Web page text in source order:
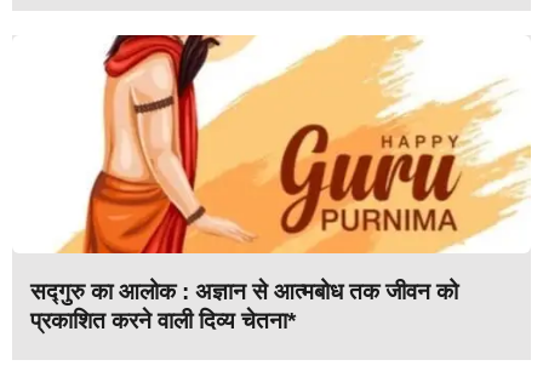
सद्गुरु का आलोक : अज्ञान से आत्मबोध तक जीवन को
प्रकाशित करने वाली दिव्य चेतना*